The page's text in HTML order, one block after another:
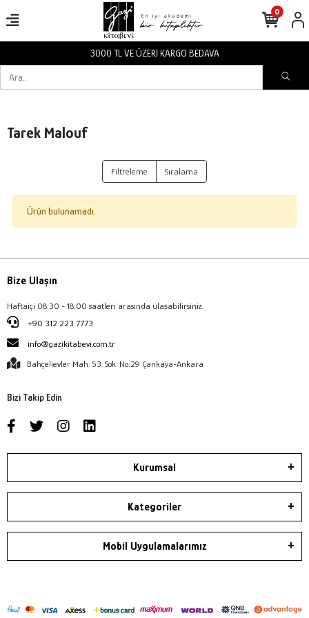
3000 TL VE ÜZERİ KARGO BEDAVA
0
Tarek Malouf
Filtreleme Sıralama
Ürün bulunamadı.
Bize Ulaşın
Haftaiçi 08:30 - 18:00 saatleri arasında ulaşabilirsiniz.
+90 312 223 7773
info@gazikitabevi.com.tr
Bahçelievler Mah. 53. Sok. No:29 Çankaya-Ankara
Bizi Takip Edin
Kurumsal
Kategoriler
Mobil Uygulamalarımız